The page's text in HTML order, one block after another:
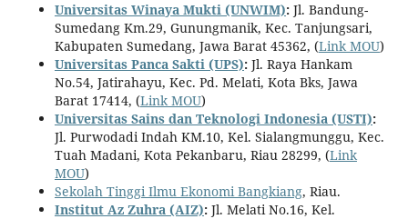
Universitas Winaya Mukti (UNWIM):Jl. Bandung-
Sumedang Km.29, Gunungmanik, Kec. Tanjungsari,
Kabupaten Sumedang, Jawa Barat 45362, (Link MOU)
Universitas Panca Sakti (UPS):Jl. Raya Hankam
No.54, Jatirahayu, Kec. Pd. Melati, Kota Bks, Jawa
Barat 17414, (Link MOU)
Universitas Sains dan Teknologi Indonesia (USTI):
Jl. Purwodadi Indah KM.10, Kel. Sialangmunggu, Kec.
Tuah Madani, Kota Pekanbaru, Riau 28299, (Link
MOU)
Sekolah Tinggi Ilmu Ekonomi Bangkiang, Riau.
Institut Az Zuhra (AIZ):Jl. Melati No.16, Kel.